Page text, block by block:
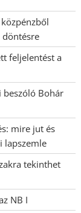
döntésre
feljelentést a
beszóló Bohár
mire jut és
lapszemle
tekinthet
NB I